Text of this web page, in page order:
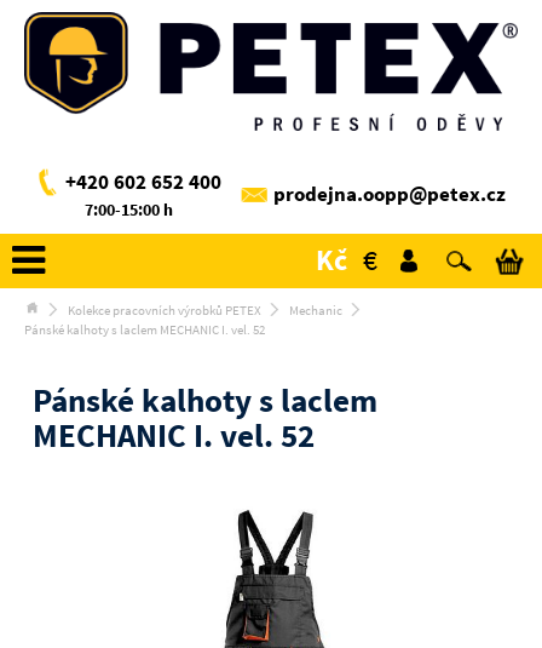
+420 602 652 400
7:00-15:00 h
prodejna.oopp@petex.cz
Kč €
Kolekce pracovních výrobků PETEX
Mechanic
Pánské kalhoty s laclem MECHANIC I. vel. 52
Pánské kalhoty s laclem
MECHANIC I. vel. 52